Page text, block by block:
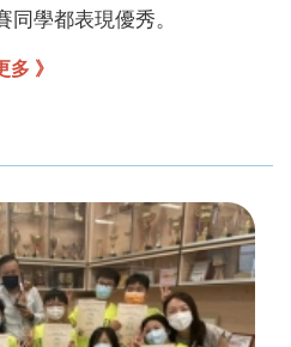
同學都表現優秀。
多 》